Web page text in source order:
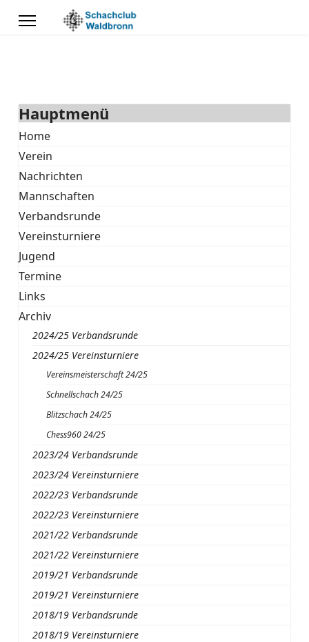
Hauptmenü
Home
Verein
Nachrichten
Mannschaften
Verbandsrunde
Vereinsturniere
Jugend
Termine
Links
Archiv
2024/25 Verbandsrunde
2024/25 Vereinsturniere
Vereinsmeisterschaft 24/25
Schnellschach 24/25
Blitzschach 24/25
Chess960 24/25
2023/24 Verbandsrunde
2023/24 Vereinsturniere
2022/23 Verbandsrunde
2022/23 Vereinsturniere
2021/22 Verbandsrunde
2021/22 Vereinsturniere
2019/21 Verbandsrunde
2019/21 Vereinsturniere
2018/19 Verbandsrunde
2018/19 Vereinsturniere